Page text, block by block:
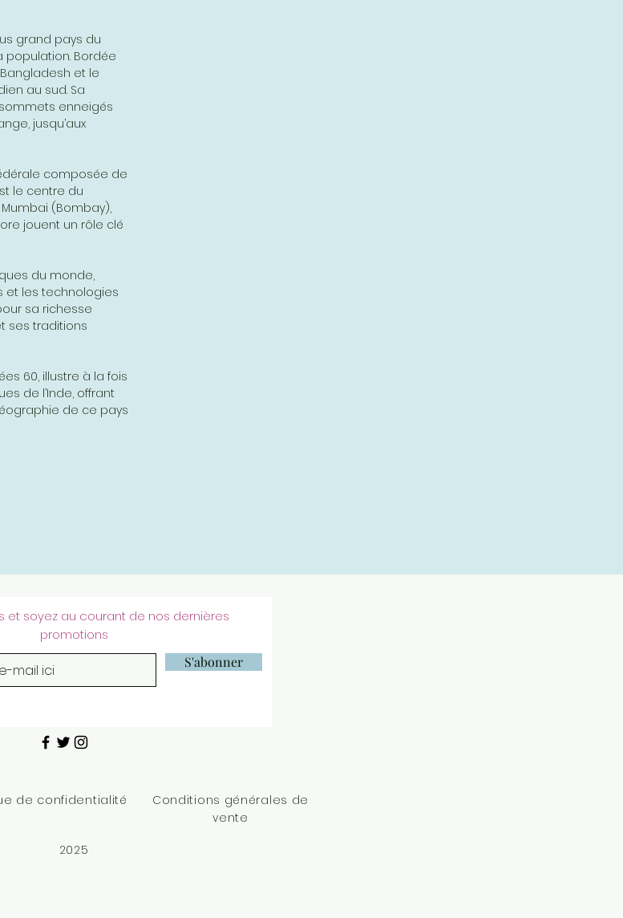
grand pays du
Bordée
Bangladesh et le
au sud. Sa
enneigés
jusqu’aux
composée de
le centre du
(Bombay),
jouent un rôle clé
du monde,
et les technologies
sa richesse
ses traditions
60, illustre à la fois
de l’Inde, offrant
de ce pays
et soyez au courant de nos dernières
promotions
S'abonner
de confidentialité
Conditions générales de
vente
2025